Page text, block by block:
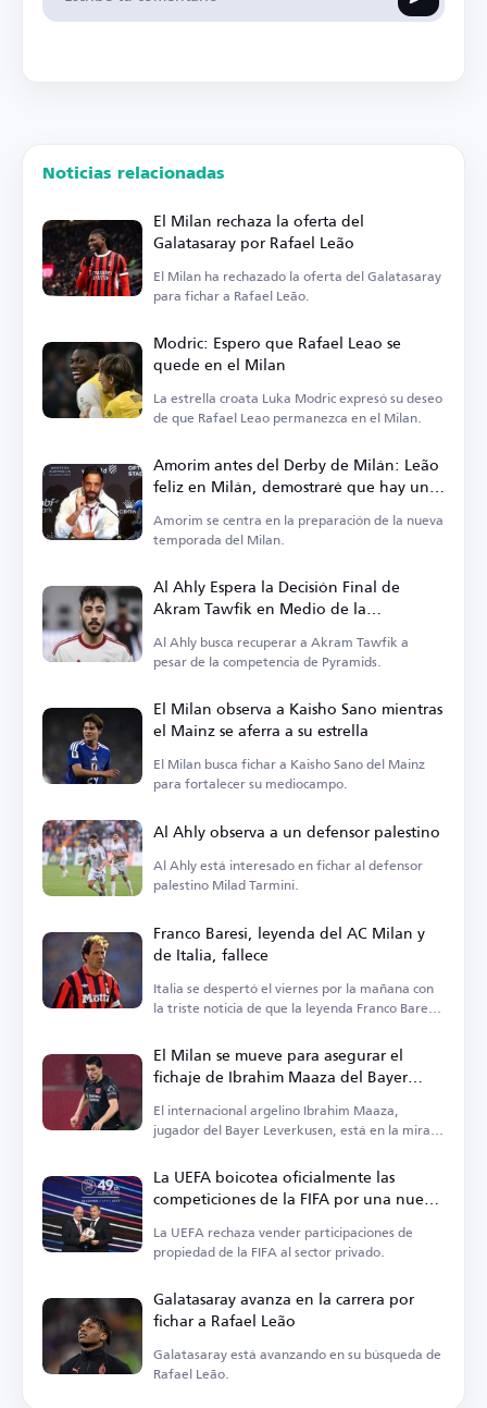
Noticias relacionadas
El Milan rechaza la oferta del
Galatasaray por Rafael Leão
El Milan ha rechazado la oferta del Galatasaray
para fichar a Rafael Leão.
Modric: Espero que Rafael Leao se
quede en el Milan
La estrella croata Luka Modric expresó su deseo
de que Rafael Leao permanezca en el Milan.
Amorim antes del Derby de Milán: Leão
feliz en Milán, demostraré que hay un
fútbol diferente en Italia
Amorim se centra en la preparación de la nueva
temporada del Milan.
Al Ahly Espera la Decisión Final de
Akram Tawfik en Medio de la
Competencia de Pyramids
Al Ahly busca recuperar a Akram Tawfik a
pesar de la competencia de Pyramids.
El Milan observa a Kaisho Sano mientras
el Mainz se aferra a su estrella
El Milan busca fichar a Kaisho Sano del Mainz
para fortalecer su mediocampo.
Al Ahly observa a un defensor palestino
Al Ahly está interesado en fichar al defensor
palestino Milad Tarmini.
Franco Baresi, leyenda del AC Milan y
de Italia, fallece
Italia se despertó el viernes por la mañana con
la triste noticia de que la leyenda Franco Baresi
El Milan se mueve para asegurar el
fichaje de Ibrahim Maaza del Bayer
Leverkusen
El internacional argelino Ibrahim Maaza,
jugador del Bayer Leverkusen, está en la mira
La UEFA boicotea oficialmente las
competiciones de la FIFA por una nueva
La UEFA rechaza vender participaciones de
propiedad de la FIFA al sector privado.
Galatasaray avanza en la carrera por
fichar a Rafael Leão
Galatasaray está avanzando en su búsqueda de
Rafael Leão.